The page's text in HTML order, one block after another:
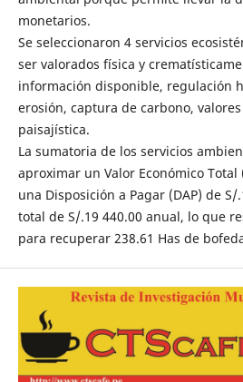
monetarios.
Se seleccionaron 4 servicios
ser valorados física y
información disponible, regulación
erosión, captura de carbono,
paisajística.
La sumatoria de los servicios
aproximar un Valor Económico
una Disposición a Pagar (DAP) de
total de S/.19 440.00 anual, lo que
para recuperar 238.61 Has de